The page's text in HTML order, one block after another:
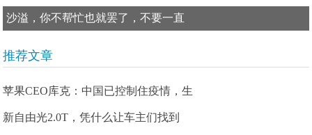
沙溢，你不帮忙也就罢了，不要一直
推荐文章
苹果CEO库克：中国已控制住疫情，生
新自由光2.0T，凭什么让车主们找到